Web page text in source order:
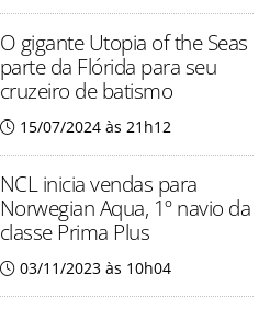
O gigante Utopia of the Seas
parte da Flórida para seu
cruzeiro de batismo
15/07/2024 às 21h12
NCL inicia vendas para
Norwegian Aqua, 1º navio da
classe Prima Plus
03/11/2023 às 10h04